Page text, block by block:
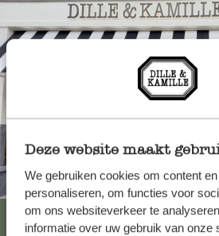
Deze website maakt
We gebruiken cookies om content
personaliseren, om functies voor
om ons websiteverkeer te
informatie over uw gebruik van onze
Altijd in de buurt
Bekijk alle 62 winkels